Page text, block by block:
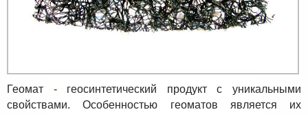
Геомат - геосинтетический продукт с уникальными
свойствами. Особенностью геоматов является их